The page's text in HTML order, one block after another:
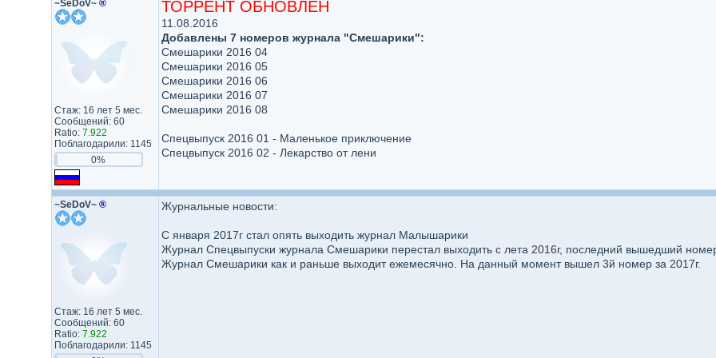
~SeDoV~ ®
Стаж: 16 лет 5 мес.
Сообщений: 60
Ratio: 7.922
Поблагодарили: 1145
0%
ТОРРЕНТ ОБНОВЛЁН
11.08.2016
Добавлены 7 номеров журнала "Смешарики":
Смешарики 2016 04
Смешарики 2016 05
Смешарики 2016 06
Смешарики 2016 07
Смешарики 2016 08
Спецвыпуск 2016 01 - Маленькое приключение
Спецвыпуск 2016 02 - Лекарство от лени
~SeDoV~ ®
Стаж: 16 лет 5 мес.
Сообщений: 60
Ratio: 7.922
Поблагодарили: 1145
Журнальные новости:
С января 2017г стал опять выходить журнал Малышарики
Журнал Спецвыпуски журнала Смешарики перестал выходить с лета 2016г, последний вышедший
Журнал Смешарики как и раньше выходит ежемесячно. На данный момент вышел 3й номер за 2017г.